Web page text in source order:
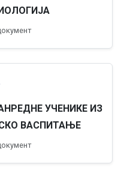
УЧЕНИКЕ ИЗ
ВАСПИТАЊЕ